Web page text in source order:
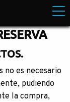
de Aventura.
no es necesario
pudiendo
la compra,